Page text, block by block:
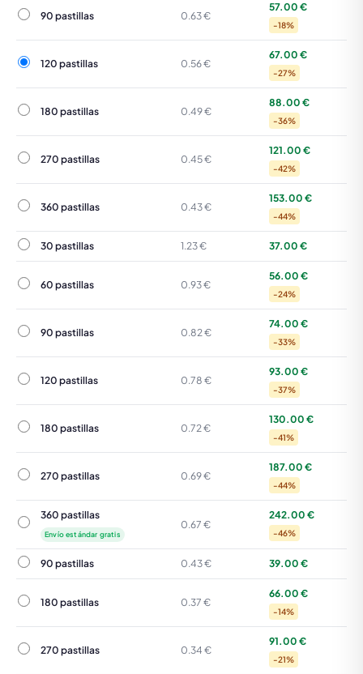
90 pastillas
90 pastillas 0.63 €
57.00 €
-18%
120 pastillas
120 pastillas 0.56 €
67.00 €
-27%
180 pastillas
180 pastillas 0.49 €
88.00 €
-36%
270 pastillas
270 pastillas 0.45 €
121.00 €
-42%
360 pastillas
360 pastillas 0.43 €
153.00 €
-44%
30 pastillas
30 pastillas 1.23 € 37.00 €
60 pastillas
60 pastillas 0.93 €
56.00 €
-24%
90 pastillas
90 pastillas 0.82 €
74.00 €
-33%
120 pastillas
120 pastillas 0.78 €
93.00 €
-37%
180 pastillas
180 pastillas 0.72 €
130.00 €
-41%
270 pastillas
270 pastillas 0.69 €
187.00 €
-44%
360 pastillas
360 pastillas
Envío estándar gratis
0.67 €
242.00 €
-46%
90 pastillas
90 pastillas 0.43 € 39.00 €
180 pastillas
180 pastillas 0.37 €
66.00 €
-14%
270 pastillas
270 pastillas 0.34 €
91.00 €
-21%